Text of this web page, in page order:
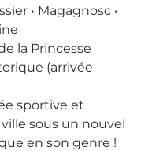
• Magagnosc •
la Princesse
(arrivée
sportive et
sous un nouvel
en son genre !